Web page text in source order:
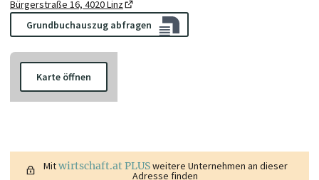
Bürgerstraße 16, 4020 Linz
Grundbuchauszug abfragen
Karte öffnen
Mitwirtschaft.at PLUSweitere Unternehmen an dieser
Adresse finden